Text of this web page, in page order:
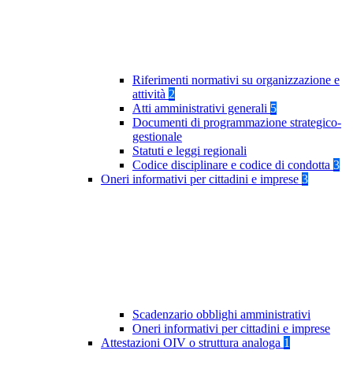
Riferimenti normativi su organizzazione e
attività 2
Atti amministrativi generali 5
Documenti di programmazione strategico-
gestionale
Statuti e leggi regionali
Codice disciplinare e codice di condotta 3
Oneri informativi per cittadini e imprese 3
Scadenzario obblighi amministrativi
Oneri informativi per cittadini e imprese
Attestazioni OIV o struttura analoga 1